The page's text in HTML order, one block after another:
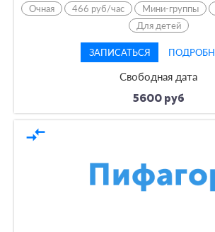
Очная 466 руб/час Мини-группы
Для детей
ЗАПИСАТЬСЯ
Свободная дата
5600 руб
compare_arrows